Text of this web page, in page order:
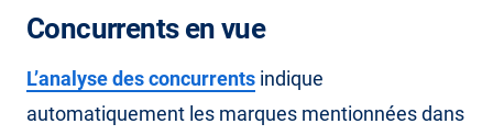
Concurrents en vue
L’analyse des concurrents indique
automatiquement les marques mentionnées dans